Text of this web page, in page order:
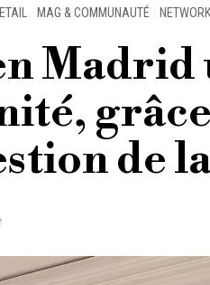
· MAG & COMMUNAUTÉ ·
de